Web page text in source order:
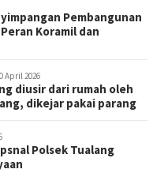
Pembangunan
Koramil dan
April 2026
diusir dari rumah oleh
dikejar pakai parang
Polsek Tualang